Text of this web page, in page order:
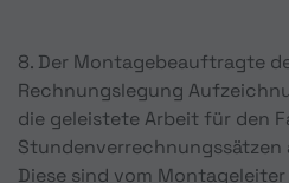
8. Der Montagebeauftragte
Rechnungslegung
die geleistete Arbeit für den
Stundenverrechnungssätzen
Diese sind vom